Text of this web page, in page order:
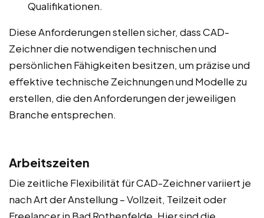
Qualifikationen.
Diese Anforderungen stellen sicher, dass CAD-
Zeichner die notwendigen technischen und
persönlichen Fähigkeiten besitzen, um präzise und
effektive technische Zeichnungen und Modelle zu
erstellen, die den Anforderungen der jeweiligen
Branche entsprechen.
Arbeitszeiten
Die zeitliche Flexibilität für CAD-Zeichner variiert je
nach Art der Anstellung – Vollzeit, Teilzeit oder